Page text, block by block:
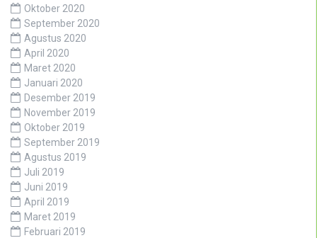
Oktober 2020
September 2020
Agustus 2020
April 2020
Maret 2020
Januari 2020
Desember 2019
November 2019
Oktober 2019
September 2019
Agustus 2019
Juli 2019
Juni 2019
April 2019
Maret 2019
Februari 2019